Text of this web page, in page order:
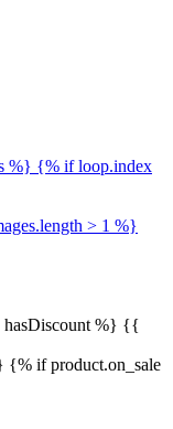
%} {% if loop.index
> 1 %}
%} {{
{% if product.on_sale